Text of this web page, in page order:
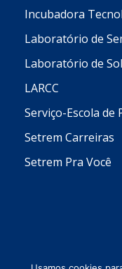
Incubadora
Laboratório de
Laboratório de
LARCC
Serviço-Escola de
Setrem Carreiras
Setrem Pra Você